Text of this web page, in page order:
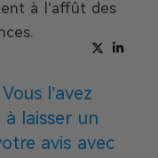
à l’affût des
Vous l’avez
à laisser un
avis avec